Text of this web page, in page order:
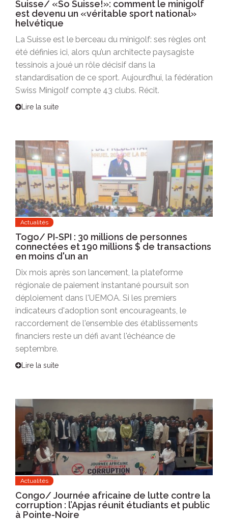
Suisse/ «So Suisse!»: comment le minigolf
est devenu un «véritable sport national»
helvétique
La Suisse est le berceau du minigolf: ses règles ont
été définies ici, alors qu’un architecte paysagiste
tessinois a joué un rôle décisif dans la
standardisation de ce sport. Aujourd’hui, la fédération
Swiss Minigolf compte 43 clubs. Récit.
Lire la suite
Actualités
Togo/ PI-SPI : 30 millions de personnes
connectées et 190 millions $ de transactions
en moins d'un an
Dix mois après son lancement, la plateforme
régionale de paiement instantané poursuit son
déploiement dans l'UEMOA. Si les premiers
indicateurs d'adoption sont encourageants, le
raccordement de l'ensemble des établissements
financiers reste un défi avant l'échéance de
septembre.
Lire la suite
Actualités
Congo/ Journée africaine de lutte contre la
corruption : l’Apjas réunit étudiants et public
à Pointe-Noire